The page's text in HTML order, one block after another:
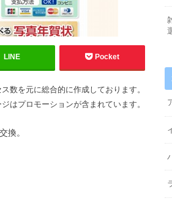
LINE Pocket
数を元に総合的に作成しております。
はプロモーションが含まれています。
換。